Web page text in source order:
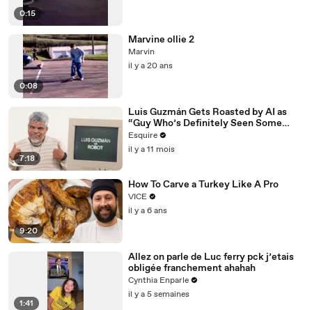
0:15
0:08
Marvine ollie 2
Marvin
il y a 20 ans
7:18
Luis Guzmán Gets Roasted by AI as
“Guy Who’s Definitely Seen Some
Things” | Esquire
Esquire
il y a 11 mois
9:20
How To Carve a Turkey Like A Pro
VICE
il y a 6 ans
1:41
Allez on parle de Luc ferry pck j’etais
obligée franchement ahahah
Cynthia Enparle
il y a 5 semaines